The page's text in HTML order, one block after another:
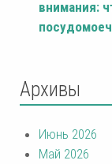
внимания:
Архивы
Июнь 2026
Май 2026